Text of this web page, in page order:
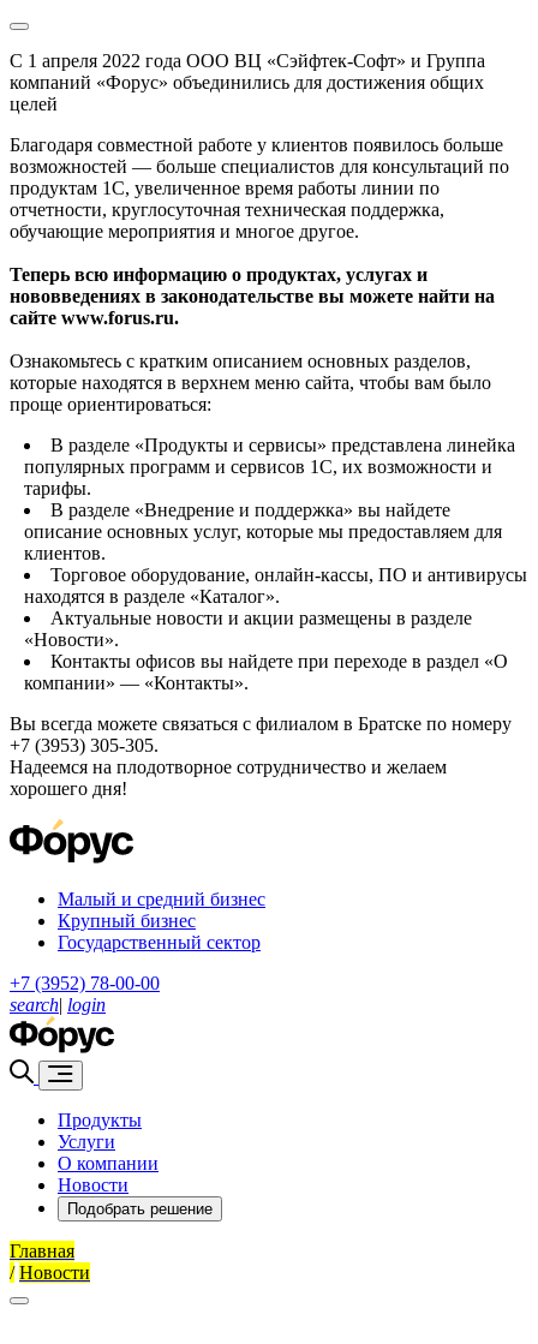
С 1 апреля 2022 года ООО ВЦ «Сэйфтек-Софт» и Группа
компаний «Форус» объединились для достижения общих
целей
Благодаря совместной работе у клиентов появилось больше
возможностей — больше специалистов для консультаций по
продуктам 1С, увеличенное время работы линии по
отчетности, круглосуточная техническая поддержка,
обучающие мероприятия и многое другое.
Теперь всю информацию о продуктах, услугах и
нововведениях в законодательстве вы можете найти на
сайте www.forus.ru.
Ознакомьтесь с кратким описанием основных разделов,
которые находятся в верхнем меню сайта, чтобы вам было
проще ориентироваться:
В разделе «Продукты и сервисы» представлена линейка
популярных программ и сервисов 1С, их возможности и
тарифы.
В разделе «Внедрение и поддержка» вы найдете
описание основных услуг, которые мы предоставляем для
клиентов.
Торговое оборудование, онлайн-кассы, ПО и антивирусы
находятся в разделе «Каталог».
Актуальные новости и акции размещены в разделе
«Новости».
Контакты офисов вы найдете при переходе в раздел «О
компании» — «Контакты».
Вы всегда можете связаться с филиалом в Братске по номеру
+7 (3953) 305-305.
Надеемся на плодотворное сотрудничество и желаем
хорошего дня!
Малый и средний бизнес
Крупный бизнес
Государственный сектор
+7 (3952) 78-00-00
search| login
Продукты
Услуги
О компании
Новости
Подобрать решение
Главная
/ Новости